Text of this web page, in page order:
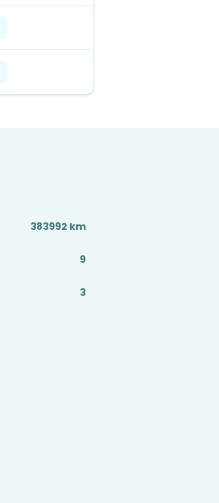
383992 km
9
3